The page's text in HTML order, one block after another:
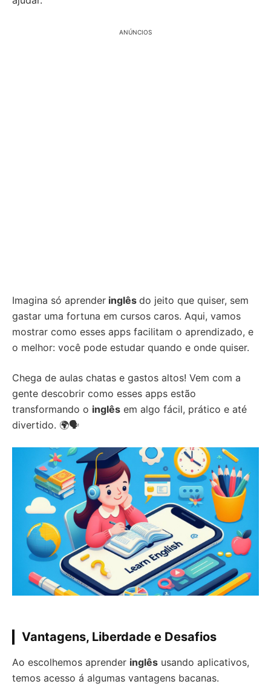
ANÚNCIOS
Imagina só aprender inglês do jeito que quiser, sem
gastar uma fortuna em cursos caros. Aqui, vamos
mostrar como esses apps facilitam o aprendizado, e
o melhor: você pode estudar quando e onde quiser.
Chega de aulas chatas e gastos altos! Vem com a
gente descobrir como esses apps estão
transformando o inglês em algo fácil, prático e até
divertido. 🌍🗣️
Vantagens, Liberdade e Desafios
Ao escolhemos aprender inglês usando aplicativos,
temos acesso á algumas vantagens bacanas.